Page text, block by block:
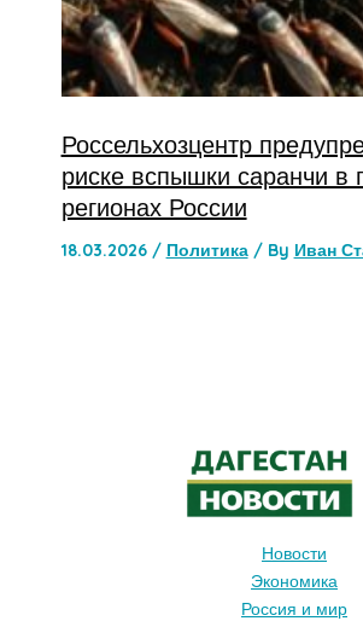
Россельхозцентр
риске вспышки саранчи в
регионах России
18.03.2026 / Политика/ By Иван
Новости
Экономика
Россия и мир